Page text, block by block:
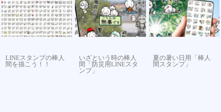
LINEスタンプの棒人
間を描こう！！
いざという時の棒人
間「防災用LINEスタ
ンプ」
夏の暑い日用「棒人
間スタンプ」